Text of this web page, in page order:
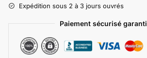
Expédition sous 2 à 3 jours ouvrés
Paiement sécurisé garanti